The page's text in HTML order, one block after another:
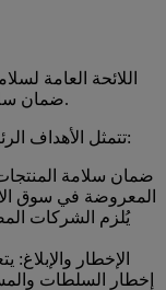
اللائحة العامة
ضمان سلامة المنتجات الاستهلاكية في الاتحاد الأوروبي.
تتمثل الأهداف الرئيسية للائحة العامة لسلامة المنتجات فيما يلي:
ضمان سلامة
المعروضة في سوق
يُلزم الشركات
الإخطار
إخطار السلطات